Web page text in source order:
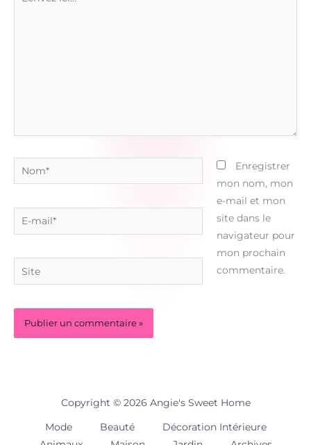
Nom*
E-
mail*
Site
Enregistrer
mon nom, mon
e-mail et mon
site dans le
navigateur pour
mon prochain
commentaire.
Copyright © 2026 Angie's Sweet Home
Mode Beauté
Décoration Intérieure